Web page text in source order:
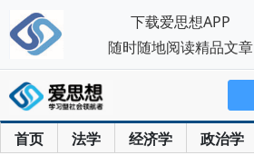
首页 法学 经济学 政治学
下载爱思想APP
随时随地阅读精品文章